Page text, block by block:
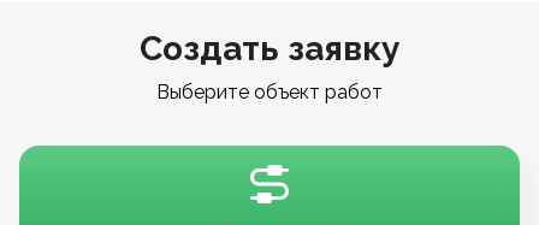
Создать заявку
Выберите объект работ